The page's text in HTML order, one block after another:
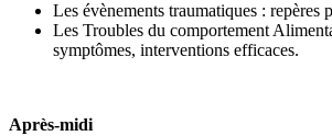
Les évènements traumatiques : repères
Les Troubles du comportement
symptômes, interventions efficaces.
Après-midi